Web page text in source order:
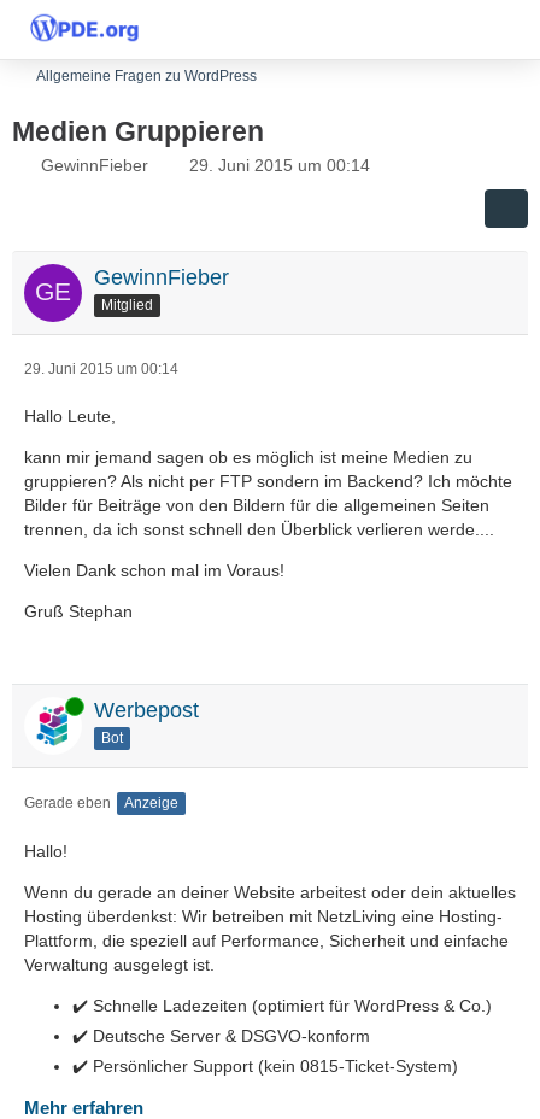
Allgemeine Fragen zu WordPress
Medien Gruppieren
GewinnFieber 29. Juni 2015 um 00:14
GewinnFieber
Mitglied
29. Juni 2015 um 00:14
Hallo Leute,
kann mir jemand sagen ob es möglich ist meine Medien zu
gruppieren? Als nicht per FTP sondern im Backend? Ich möchte
Bilder für Beiträge von den Bildern für die allgemeinen Seiten
trennen, da ich sonst schnell den Überblick verlieren werde....
Vielen Dank schon mal im Voraus!
Gruß Stephan
Online Werbepost
Bot
Gerade eben Anzeige
Hallo!
Wenn du gerade an deiner Website arbeitest oder dein aktuelles
Hosting überdenkst: Wir betreiben mit NetzLiving eine Hosting-
Plattform, die speziell auf Performance, Sicherheit und einfache
Verwaltung ausgelegt ist.
✔️ Schnelle Ladezeiten (optimiert für WordPress & Co.)
✔️ Deutsche Server & DSGVO-konform
✔️ Persönlicher Support (kein 0815-Ticket-System)
Mehr erfahren